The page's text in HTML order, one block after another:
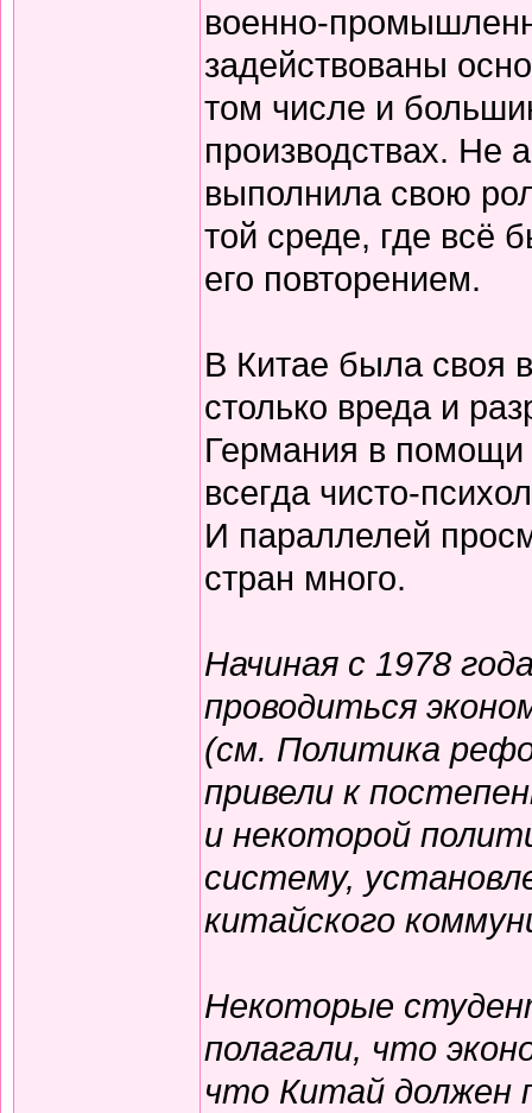
военно-
задействованы
том числе и
производствах. Не
выполнила свою
той среде, где всё
его повторением.
В Китае была своя
столько вреда и
Германия в помощи
всегда чисто-
И параллелей
стран много.
Начиная с 1978
проводиться
(см. Политика
привели к
и некоторой
систему,
китайского
Некоторые
полагали, что
что Китай должен